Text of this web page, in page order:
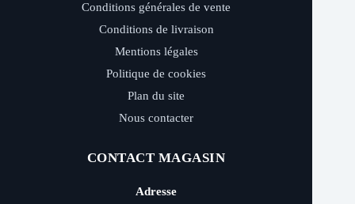
Conditions générales de vente
Conditions de livraison
Mentions légales
Politique de cookies
Plan du site
Nous contacter
CONTACT MAGASIN
Adresse